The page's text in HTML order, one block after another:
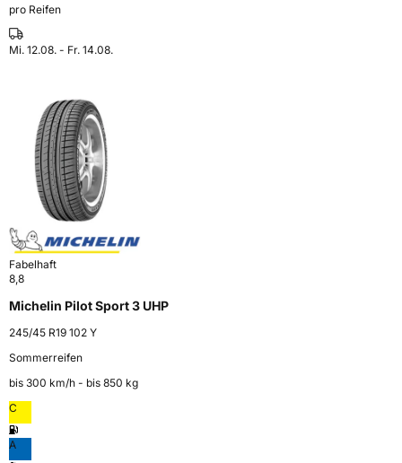
pro Reifen
Mi. 12.08. - Fr. 14.08.
Fabelhaft
8,8
Michelin Pilot Sport 3 UHP
245/45 R19 102 Y
Sommerreifen
bis 300 km⁠/⁠h - bis 850 kg
C
A